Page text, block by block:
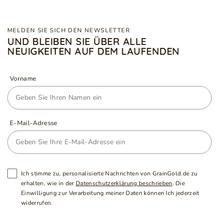
MELDEN SIE SICH DEN NEWSLETTER
UND BLEIBEN SIE ÜBER ALLE
NEUIGKEITEN AUF DEM LAUFENDEN
Vorname
E-Mail-Adresse
Ich stimme zu, personalisierte Nachrichten von GrainGold.de zu
erhalten, wie in der Datenschutzerklärung beschrieben. Die
Einwilligung zur Verarbeitung meiner Daten können Ich jederzeit
widerrufen.